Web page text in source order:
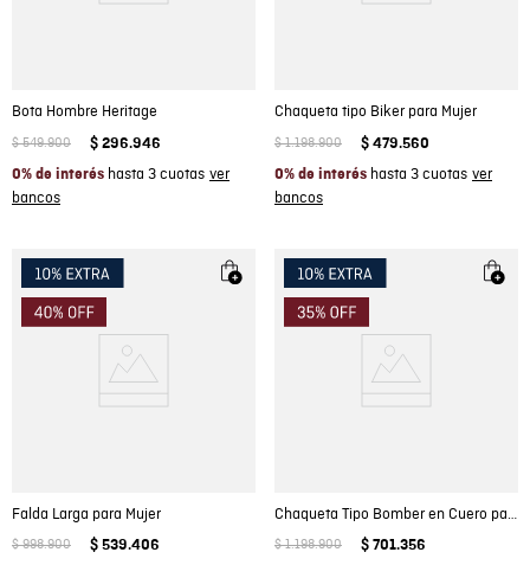
Bota Hombre Heritage
$ 549.900 $ 296.946
0% de interés hasta 3 cuotas
Chaqueta tipo Biker para Mujer
$ 1.198.900 $ 479.560
0% de interés hasta 3 cuotas
Falda Larga para Mujer
$ 998.900 $ 539.406
Chaqueta Tipo Bomber en Cuero para Mujer
$ 1.198.900 $ 701.356